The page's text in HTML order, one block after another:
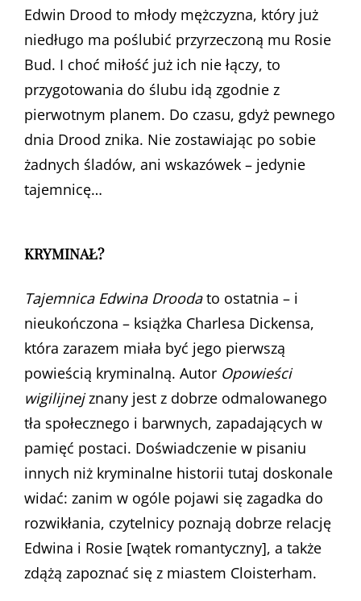
Edwin Drood to młody mężczyzna, który już
niedługo ma poślubić przyrzeczoną mu Rosie
Bud. I choć miłość już ich nie łączy, to
przygotowania do ślubu idą zgodnie z
pierwotnym planem. Do czasu, gdyż pewnego
dnia Drood znika. Nie zostawiając po sobie
żadnych śladów, ani wskazówek – jedynie
tajemnicę…
KRYMINAŁ?
Tajemnica Edwina Droodato ostatnia – i
nieukończona – książka Charlesa Dickensa,
która zarazem miała być jego pierwszą
powieścią kryminalną. Autor Opowieści
wigilijnejznany jest z dobrze odmalowanego
tła społecznego i barwnych, zapadających w
pamięć postaci. Doświadczenie w pisaniu
innych niż kryminalne historii tutaj doskonale
widać: zanim w ogóle pojawi się zagadka do
rozwikłania, czytelnicy poznają dobrze relację
Edwina i Rosie [wątek romantyczny], a także
zdążą zapoznać się z miastem Cloisterham.